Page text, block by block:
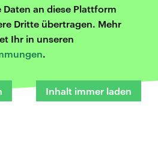
an diese Plattform
Dritte übertragen. Mehr
Ihr in unseren
.
Inhalt immer laden